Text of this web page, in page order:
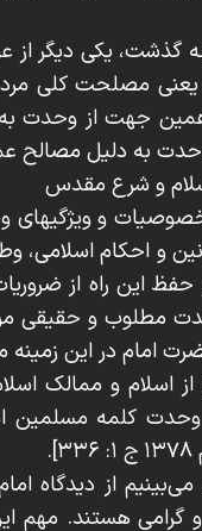
گذشت، یکی دیگر
یعنی مصلحت کلی
جهت از وحدت
به دلیل مصالح
و
و احکام
حفظ این راه از
مطلوب و حقیقی
امام در این زمینه
از اسلام و ممالک
کلمه مسلمین
از دیدگاه
و گرامی هستند. مهم